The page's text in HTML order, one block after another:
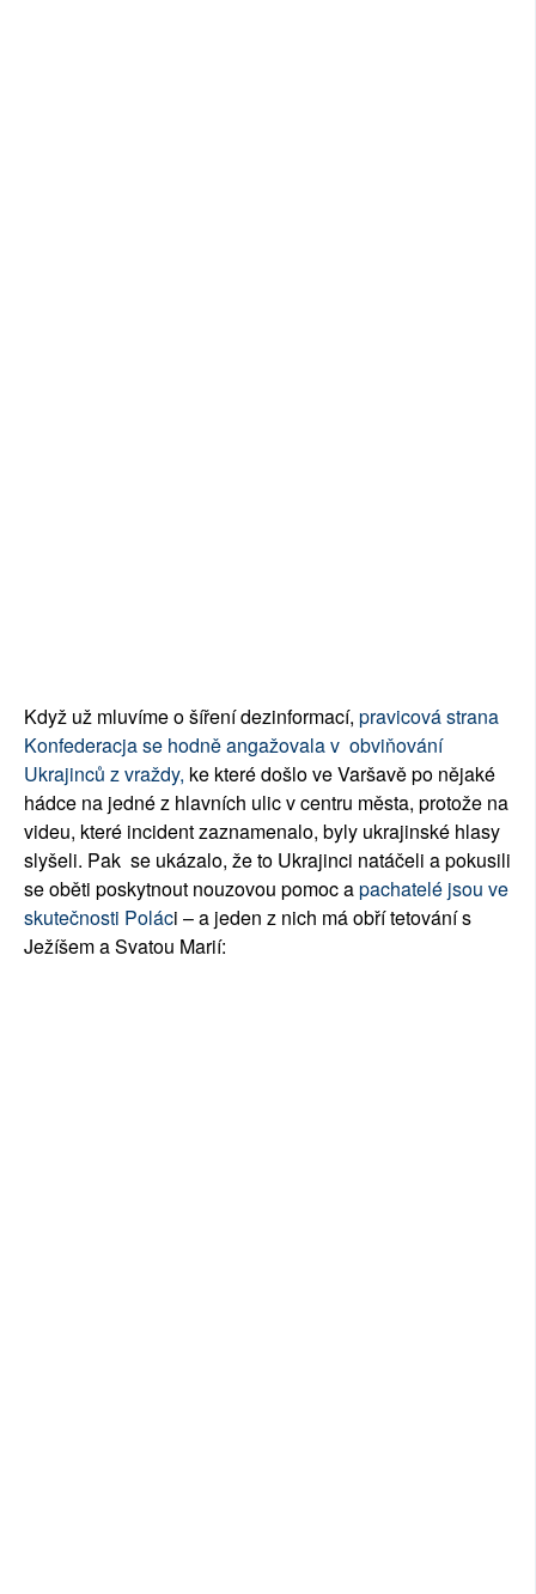
Když už mluvíme o šíření dezinformací, pravicová strana
Konfederacja se hodně angažovala v obviňování
Ukrajinců z vraždy, ke které došlo ve Varšavě po nějaké
hádce na jedné z hlavních ulic v centru města, protože na
videu, které incident zaznamenalo, byly ukrajinské hlasy
slyšeli. Pak se ukázalo, že to Ukrajinci natáčeli a pokusili
se oběti poskytnout nouzovou pomoc apachatelé jsou ve
skutečnosti Poláci – a jeden z nich má obří tetování s
Ježíšem a Svatou Marií: